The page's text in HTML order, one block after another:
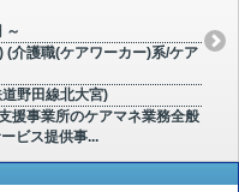
～
(介護職(ケアワーカー)系/ケア
野田線北大宮)
援事業所のケアマネ業務全般
ビス提供事...